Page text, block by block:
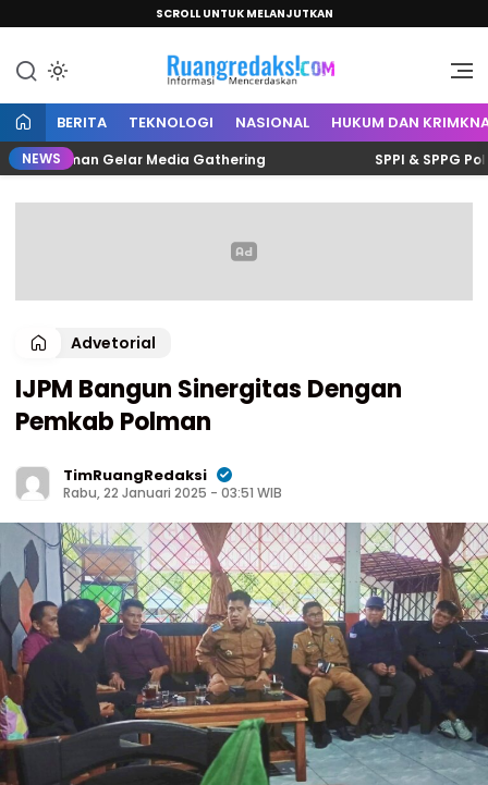
SCROLL UNTUK MELANJUTKAN
Ruang Redaksi
Informasi Mencerdaskan
BERITA TEKNOLOGI NASIONAL HUKUM DAN
NEWSGelar Media Gathering SPPI & SPPG
Advetorial
IJPM Bangun Sinergitas Dengan
Pemkab Polman
TimRuangRedaksi
Rabu, 22 Januari 2025 - 03:51 WIB